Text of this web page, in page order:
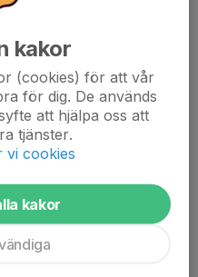
i stora
17/1
kakor
(cookies) för att vår
för dig. De används
att hjälpa oss att
tjänster.
vi cookies
kakor